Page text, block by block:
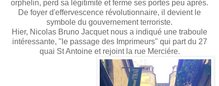
orphelin, perd sa légitimité et ferme ses portes peu après.
De foyer d'effervescence révolutionnaire, il devient le
symbole du gouvernement terroriste.
Hier, Nicolas Bruno Jacquet nous a indiqué une traboule
intéressante, "le passage des Imprimeurs" qui part du 27
quai St Antoine et rejoint la rue Merciére.